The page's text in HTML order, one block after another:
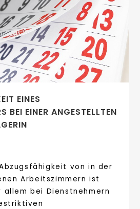
EINES
BEI EINER ANGESTELLTEN
von in der
Arbeitszimmern ist
bei Dienstnehmern